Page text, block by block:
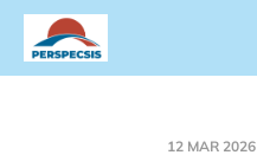
12 MAR 2026